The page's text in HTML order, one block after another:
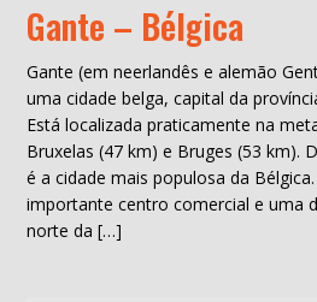
Gante – Bélgica
Gante (em neerlandês e alemão
uma cidade belga, capital da
Está localizada praticamente na
Bruxelas (47 km) e Bruges (53 km).
é a cidade mais populosa da
importante centro comercial e uma
norte da […]